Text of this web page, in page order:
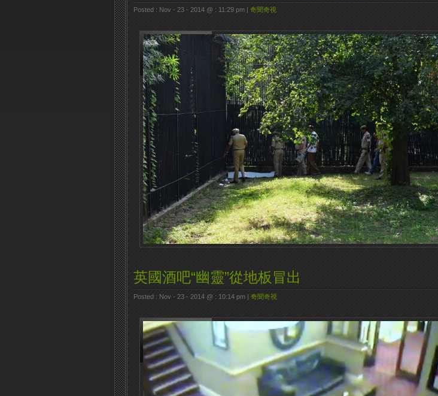
Posted : Nov - 23 - 2014 @ : 11:29 pm | 奇聞奇視
英國酒吧“幽靈”從地板冒出
Posted : Nov - 23 - 2014 @ : 10:14 pm | 奇聞奇視